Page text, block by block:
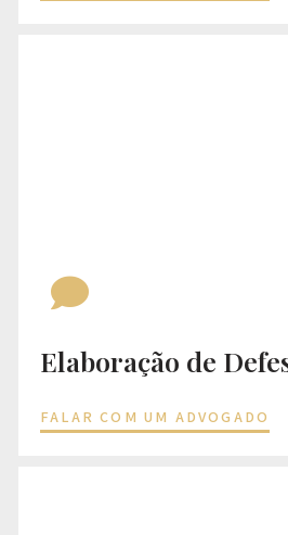
Elaboração de
FALAR COM UM ADVOGADO